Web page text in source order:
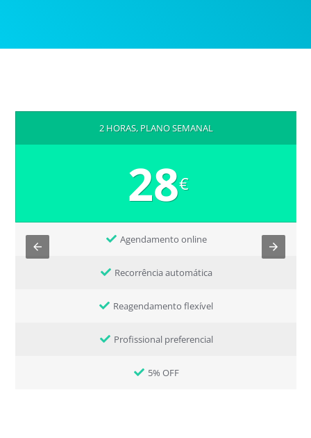
2 HORAS, PLANO SEMANAL
28€
Agendamento online
Recorrência automática
Reagendamento flexível
Profissional preferencial
5% OFF